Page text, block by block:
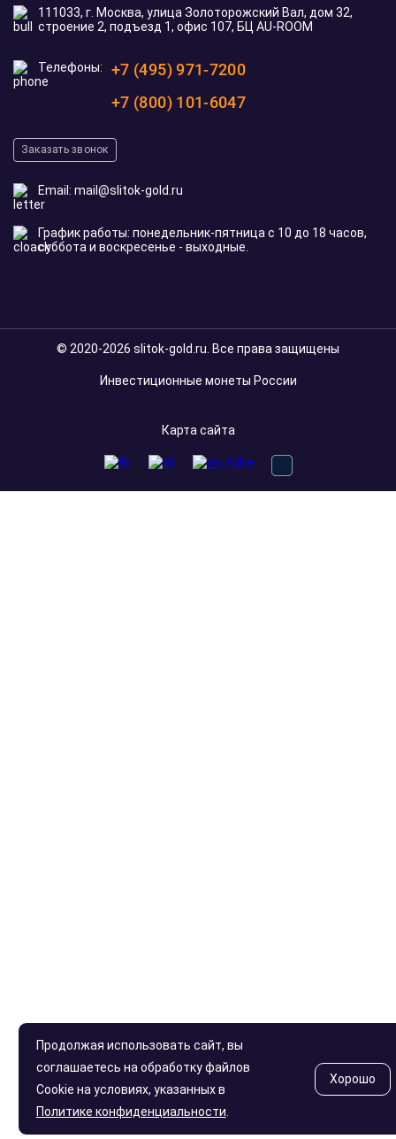
111033, г. Москва, улица Золоторожский Вал, дом 32,
строение 2, подъезд 1, офис 107, БЦ AU-ROOM
Телефоны:
+7 (495) 971-7200
+7 (800) 101-6047
Заказать звонок
Email: mail@slitok-gold.ru
График работы: понедельник-пятница с 10 до 18 часов,
суббота и воскресенье - выходные.
© 2020-2026 slitok-gold.ru. Все права защищены
Инвестиционные монеты России
Карта сайта
Продолжая использовать сайт, вы
соглашаетесь на обработку файлов
Cookie на условиях, указанных в
Политике конфиденциальности
Хорошо